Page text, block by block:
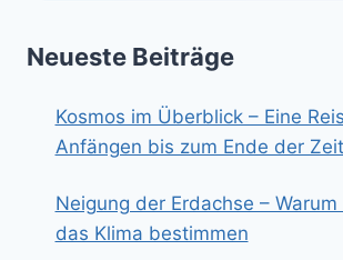
Neueste Beiträge
Kosmos im Überblick – Eine
Anfängen bis zum Ende der Zeit
Neigung der Erdachse –
das Klima bestimmen